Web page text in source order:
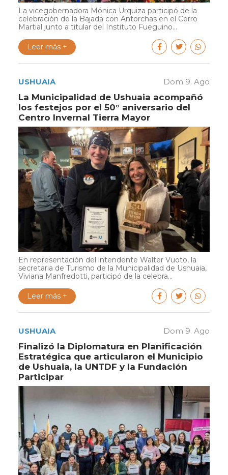
La vicegobernadora Mónica Urquiza participó de la
celebración de la Bajada con Antorchas en el Cerro
Martial junto a titular del Instituto Fueguino...
Leer más +
USHUAIA Dom 9. Ago
La Municipalidad de Ushuaia acompañó
los festejos por el 50° aniversario del
Centro Invernal Tierra Mayor
En representación del intendente Walter Vuoto, la
secretaria de Turismo de la Municipalidad de Ushuaia,
Viviana Manfredotti, participó de la celebra...
Leer más +
USHUAIA Dom 9. Ago
Finalizó la Diplomatura en Planificación
Estratégica que articularon el Municipio
de Ushuaia, la UNTDF y la Fundación
Participar